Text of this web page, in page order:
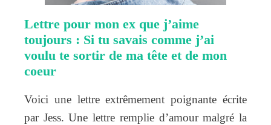
Lettre pour mon ex que j’aime
toujours : Si tu savais comme j’ai
voulu te sortir de ma tête et de mon
coeur
Voici une lettre extrêmement poignante écrite
par Jess. Une lettre remplie d’amour malgré la